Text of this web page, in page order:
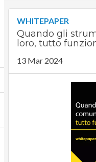
WHITEPAPER
Quando gli
loro, tutto
13 Mar 2024